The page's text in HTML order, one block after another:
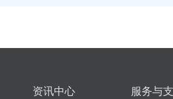
资讯中心 服务与